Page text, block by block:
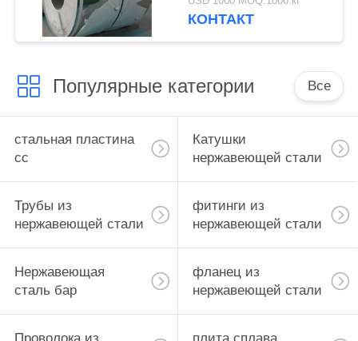
холоднопрокатные
КОНТАКТ
Популярные категории Все
стальная пластина
сс
Катушки
нержавеющей стали
Трубы из
нержавеющей стали
фитинги из
нержавеющей стали
Нержавеющая
сталь бар
фланец из
нержавеющей стали